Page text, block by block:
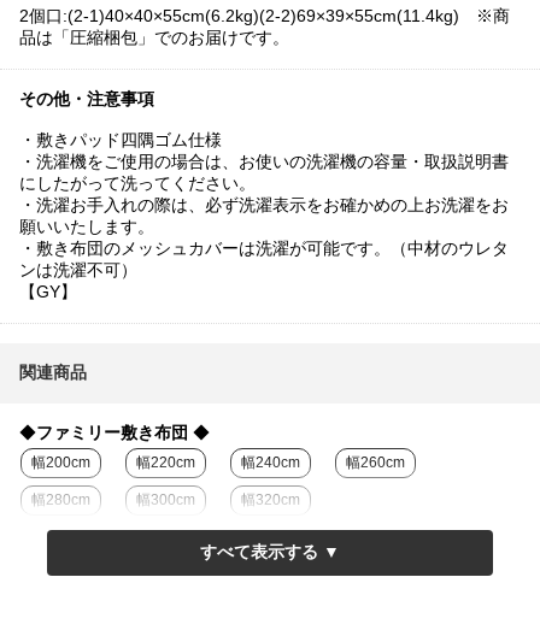
2個口:(2-1)40×40×55cm(6.2kg)(2-2)69×39×55cm(11.4kg) ※商
品は「圧縮梱包」でのお届けです。
その他・注意事項
・敷きパッド四隅ゴム仕様
・洗濯機をご使用の場合は、お使いの洗濯機の容量・取扱説明書
にしたがって洗ってください。
・洗濯お手入れの際は、必ず洗濯表示をお確かめの上お洗濯をお
願いいたします。
・敷き布団のメッシュカバーは洗濯が可能です。（中材のウレタ
ンは洗濯不可）
【GY】
関連商品
◆ファミリー敷き布団 ◆
幅200cm 幅220cm 幅240cm 幅260cm
幅280cm 幅300cm 幅320cm
▼ファミリーサイズ四つ折り桐すのこマット ベッド単品
幅200cm 幅220cm 幅240cm 幅260cm